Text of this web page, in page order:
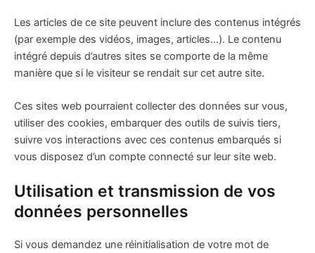
Les articles de ce site peuvent inclure des contenus intégrés
(par exemple des vidéos, images, articles…). Le contenu
intégré depuis d’autres sites se comporte de la même
manière que si le visiteur se rendait sur cet autre site.
Ces sites web pourraient collecter des données sur vous,
utiliser des cookies, embarquer des outils de suivis tiers,
suivre vos interactions avec ces contenus embarqués si
vous disposez d’un compte connecté sur leur site web.
Utilisation et transmission de vos
données personnelles
Si vous demandez une réinitialisation de votre mot de